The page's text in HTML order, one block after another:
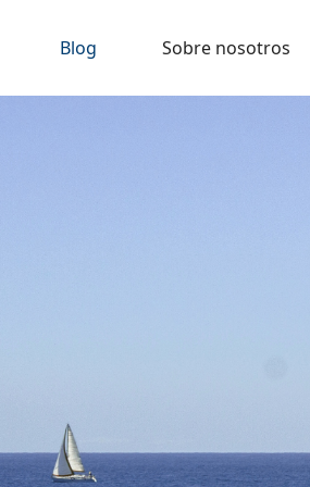
Blog Sobre nosotros